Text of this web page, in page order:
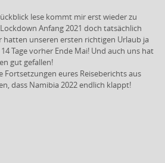
lese kommt mir erst wieder zu
Anfang 2021 doch tatsächlich
hatten unseren ersten richtigen Urlaub ja
Tage vorher Ende Mai! Und auch uns hat
gut gefallen!
Fortsetzungen eures Reiseberichts aus
dass Namibia 2022 endlich klappt!